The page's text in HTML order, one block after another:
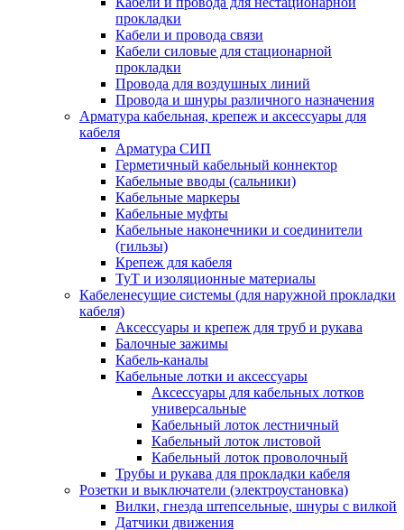
прокладки
Кабели и провода связи
Кабели силовые для стационарной
прокладки
Провода для воздушных линий
Провода и шнуры различного назначения
Арматура кабельная, крепеж и аксессуары для
кабеля
Арматура СИП
Герметичный кабельный коннектор
Кабельные вводы (сальники)
Кабельные маркеры
Кабельные муфты
Кабельные наконечники и соединители
(гильзы)
Крепеж для кабеля
ТуТ и изоляционные материалы
Кабеленесущие системы (для наружной прокладки
кабеля)
Аксессуары и крепеж для труб и рукава
Балочные зажимы
Кабель-каналы
Кабельные лотки и аксессуары
Аксессуары для кабельных лотков
универсальные
Кабельный лоток лестничный
Кабельный лоток листовой
Кабельный лоток проволочный
Трубы и рукава для прокладки кабеля
Розетки и выключатели (электроустановка)
Вилки, гнезда штепсельные, шнуры с вилкой
Датчики движения